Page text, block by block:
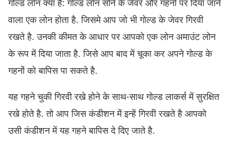
गोल्ड लोन क्या है: गोल्ड लोन सोने के जेवर और गहनों पर दिया जाने
वाला एक लोन होता है. जिसमे आप जो भी गोल्ड के जेवर गिरवी
रखते है. उनकी कीमत के आधार पर आपको एक लोन अमाउंट लोन
के रूप में दिया जाता है. जिसे आप बाद में चूका कर अपने गोल्ड के
गहनों को बापिस पा सकते है.
यह गहने चुकी गिरवी रखे होने के साथ-साथ गोल्ड लाकर्स में सुरक्षित
रखे होते है. तो आप जिस कंडीशन में इन्हें गिरवी रखते है आपको
उसी कंडीशन में यह गहने बापिस दे दिए जाते है.